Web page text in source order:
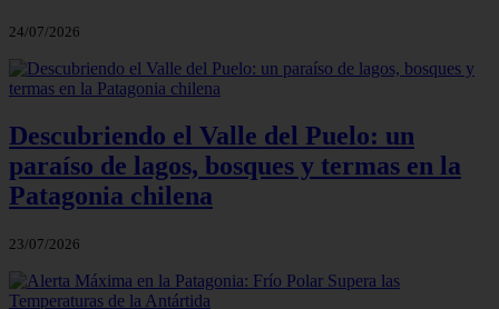
24/07/2026
Descubriendo el Valle del Puelo: un
paraíso de lagos, bosques y termas en la
Patagonia chilena
23/07/2026